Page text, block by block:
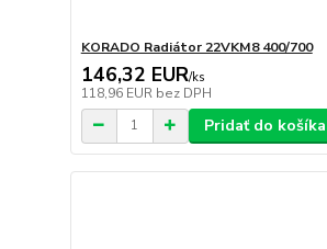
KORADO Radiátor 22VKM8 400/700
146,32 EUR/ks
118,96 EUR bez DPH
Pridať do košíka